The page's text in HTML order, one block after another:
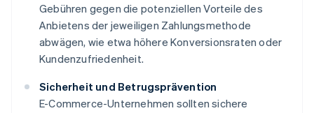
Gebühren gegen die potenziellen Vorteile des
Anbietens der jeweiligen Zahlungsmethode
abwägen, wie etwa höhere Konversionsraten oder
Kundenzufriedenheit.
Sicherheit und Betrugsprävention
E-Commerce-Unternehmen sollten sichere